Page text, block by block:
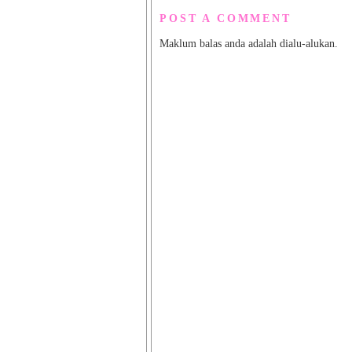
POST A COMMENT
Maklum balas anda adalah dialu-alukan.